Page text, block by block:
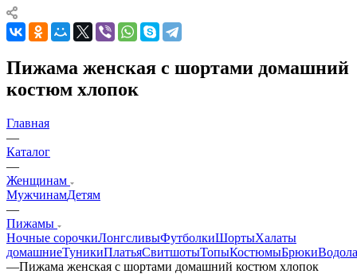
Пижама женская с шортами домашний
костюм хлопок
Главная
—
Каталог
—
Женщинам
МужчинамДетям
—
Пижамы
Ночные сорочкиЛонгсливыФутболкиШортыХалаты
домашниеТуникиПлатьяСвитшотыТопыКостюмыБрюки
—Пижама женская с шортами домашний костюм хлопок